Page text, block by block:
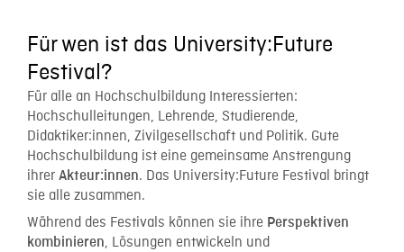
Für wen ist das University:Future
Festival?
Für alle an Hochschulbildung Interessierten:
Hochschulleitungen, Lehrende, Studierende,
Didaktiker:innen, Zivilgesellschaft und Politik. Gute
Hochschulbildung ist eine gemeinsame Anstrengung
ihrer Akteur:innen. Das University:Future Festival bringt
sie alle zusammen.
Während des Festivals können sie ihre Perspektiven
kombinieren, Lösungen entwickeln und